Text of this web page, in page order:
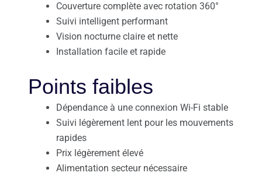
Couverture complète avec rotation 360°
Suivi intelligent performant
Vision nocturne claire et nette
Installation facile et rapide
Points faibles
Dépendance à une connexion Wi-Fi stable
Suivi légèrement lent pour les mouvements
rapides
Prix légèrement élevé
Alimentation secteur nécessaire